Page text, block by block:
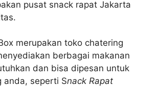
pusat snack rapat Jakarta
merupakan toko chatering
berbagai makanan
dan bisa dipesan untuk
anda, seperti Snack Rapat